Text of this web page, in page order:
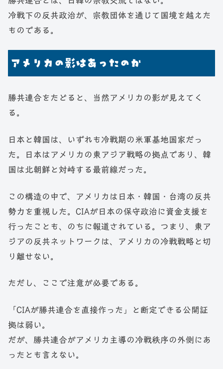
冷戦下の反共政治が、宗教団体を通じて国境を越えた
ものである。
アメリカの影はあったのか
勝共連合をたどると、当然アメリカの影が見えてく
る。
日本と韓国は、いずれも冷戦期の米軍基地国家だっ
た。日本はアメリカの東アジア戦略の拠点であり、韓
国は北朝鮮と対峙する最前線だった。
この構造の中で、アメリカは日本・韓国・台湾の反共
勢力を重視した。CIAが日本の保守政治に資金支援を
行ったことも、のちに報道されている。つまり、東ア
ジアの反共ネットワークは、アメリカの冷戦戦略と切
り離せない。
ただし、ここで注意が必要である。
「CIAが勝共連合を直接作った」と断定できる公開証
拠は弱い。
だが、勝共連合がアメリカ主導の冷戦秩序の外側にあ
ったとも言えない。